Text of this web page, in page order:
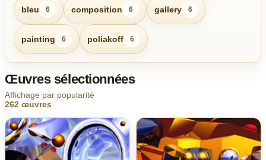
bleu 6 composition 6 gallery 6
painting 6 poliakoff 6
Œuvres sélectionnées
Affichage par popularité
262 œuvres